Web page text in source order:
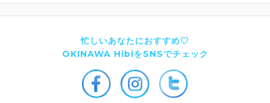
忙しいあなたにおすすめ♡
OKINAWA HibiをSNSでチェック